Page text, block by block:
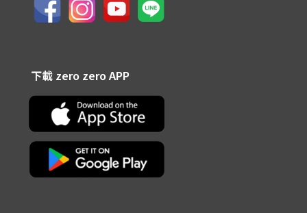
下載 zero zero APP